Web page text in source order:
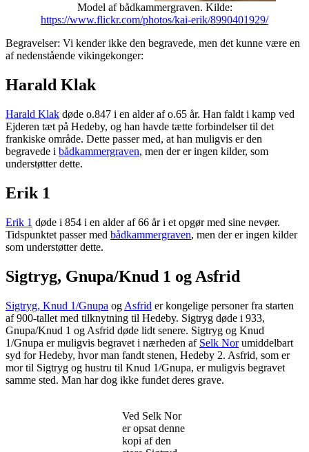
Model af bådkammergraven. Kilde:
https://www.flickr.com/photos/kai-erik/8990401929/
Begravelser: Vi kender ikke den begravede, men det kunne være en
af nedenstående vikingekonger:
Harald Klak
Harald Klak døde o.847 i en alder af o.65 år. Han faldt i kamp ved
Ejderen tæt på Hedeby, og han havde tætte forbindelser til det
frankiske område. Dette passer med, at han muligvis er den
begravede i bådkammergraven, men der er ingen kilder, som
understøtter dette.
Erik 1
Erik 1 døde i 854 i en alder af 66 år i et opgør med sine nevøer.
Tidspunktet passer med bådkammergraven, men der er ingen kilder
som understøtter dette.
Sigtryg, Gnupa/Knud 1 og Asfrid
Sigtryg, Knud 1/Gnupa og Asfrid er kongelige personer fra starten
af 900-tallet med tilknytning til Hedeby. Sigtryg døde i 933,
Gnupa/Knud 1 og Asfrid døde lidt senere. Sigtryg og Knud
1/Gnupa er muligvis begravet i nærheden af Selk Norumiddelbart
syd for Hedeby, hvor man fandt stenen, Hedeby 2. Asfrid, som er
mor til Sigtryg og hustru til Knud 1/Gnupa, er muligvis begravet
samme sted. Man har dog ikke fundet deres grave.
Ved Selk Nor
er opsat denne
kopi af den